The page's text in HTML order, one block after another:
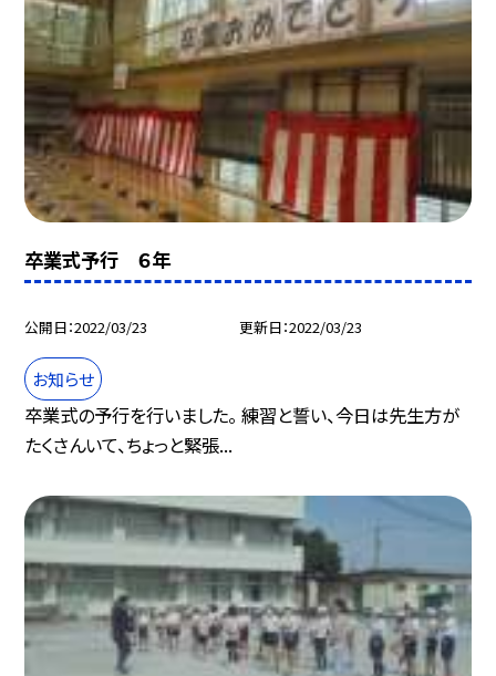
卒業式予行 ６年
公開日 2022/03/23 更新日 2022/03/23
お知らせ
卒業式の予行を行いました。 練習と誓い、今日は先生方が
たくさんいて、ちょっと緊張...